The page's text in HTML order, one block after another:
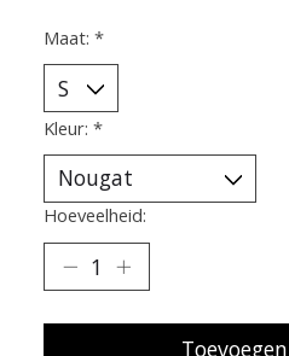
Maat: *
Kleur: *
Hoeveelheid: